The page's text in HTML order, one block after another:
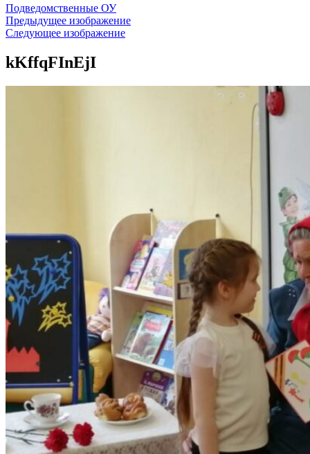
Подведомственные ОУ
Предыдущее изображение
Следующее изображение
kKffqFInEjI